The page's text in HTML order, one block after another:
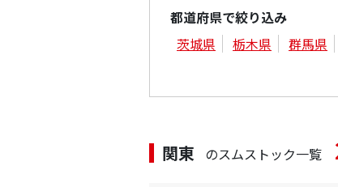
都道府県で絞り込み
茨城県
栃木県 群馬県
関東 のスムストック一覧